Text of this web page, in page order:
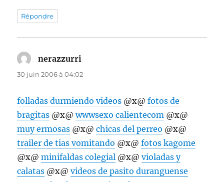
Répondre
nerazzurri
30 juin 2006 à 04:02
folladas durmiendo videos @x@fotos de
bragitas @x@wwwsexo calientecom @x@
muy ermosas @x@chicas del perreo @x@
trailer de tias vomitando @x@fotos kagome
@x@minifaldas colegial @x@violadas y
calatas @x@videos de pasito duranguense